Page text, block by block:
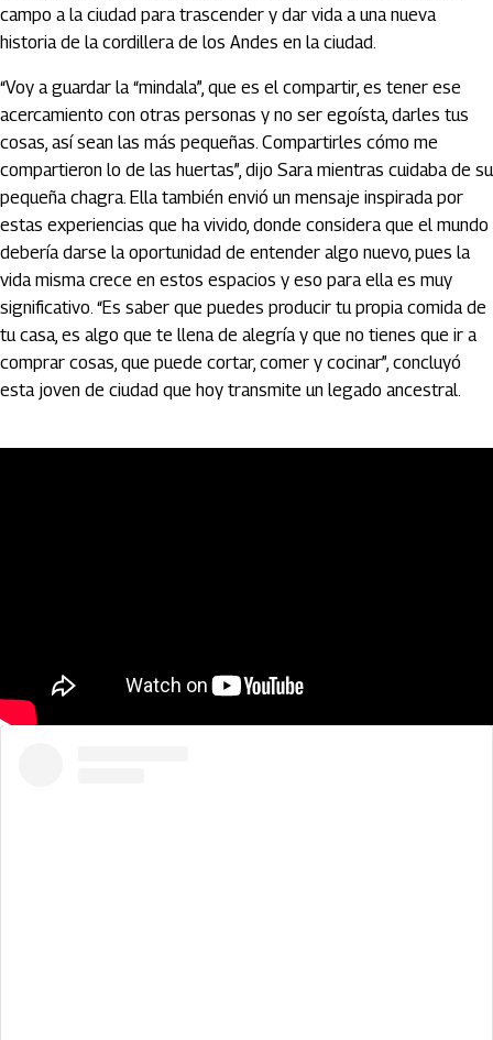
campo a la ciudad para trascender y dar vida a una nueva
historia de la cordillera de los Andes en la ciudad.
“Voy a guardar la “mindala”, que es el compartir, es tener ese
acercamiento con otras personas y no ser egoísta, darles tus
cosas, así sean las más pequeñas. Compartirles cómo me
compartieron lo de las huertas”, dijo Sara mientras cuidaba de su
pequeña chagra. Ella también envió un mensaje inspirada por
estas experiencias que ha vivido, donde considera que el mundo
debería darse la oportunidad de entender algo nuevo, pues la
vida misma crece en estos espacios y eso para ella es muy
significativo. “Es saber que puedes producir tu propia comida de
tu casa, es algo que te llena de alegría y que no tienes que ir a
comprar cosas, que puede cortar, comer y cocinar”, concluyó
esta joven de ciudad que hoy transmite un legado ancestral.